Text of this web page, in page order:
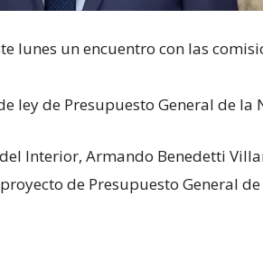
lunes un encuentro con las
ley de Presupuesto General de la
Interior, Armando Benedetti
de Presupuesto General